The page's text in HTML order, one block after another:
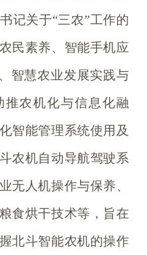
记关于“三农”工作的
民素养、智能手机应
智慧农业发展实践与
推农机化与信息化融
智能管理系统使用及
农机自动导航驾驶系
无人机操作与保养、
食烘干技术等，旨在
北斗智能农机的操作